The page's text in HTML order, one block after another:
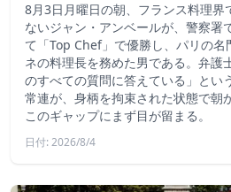
8月3日月曜日の朝、フランス料理界
ないジャン・アンベールが、警察署
て「Top Chef」で優勝し、パリの名
ネの料理長を務めた男である。弁護
のすべての質問に答えている」とい
常連が、身柄を拘束された状態で
このギャップにまず目が留まる。
日付: 2026/8/4